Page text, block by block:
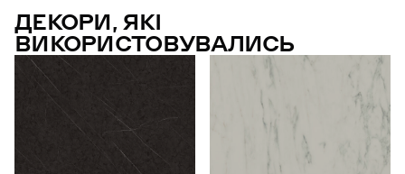
ДЕКОРИ, ЯКІ
ВИКОРИСТОВУВАЛИСЬ